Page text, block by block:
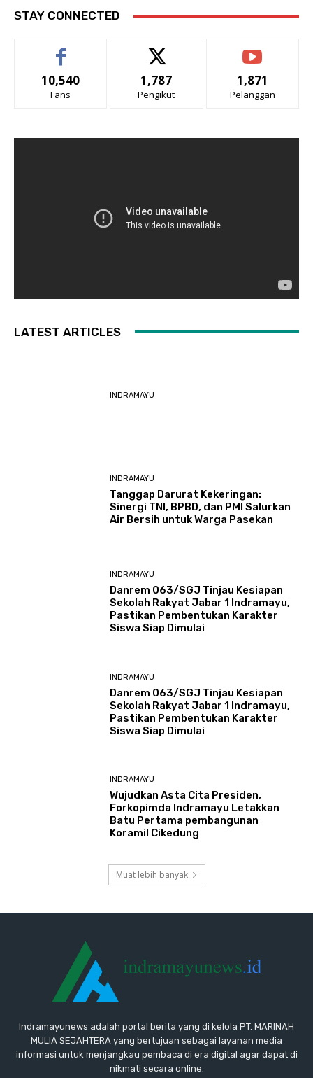
STAY CONNECTED
10,540
Fans
1,787
Pengikut
1,871
Pelanggan
LATEST ARTICLES
INDRAMAYU
INDRAMAYU
​Tanggap Darurat Kekeringan:
Sinergi TNI, BPBD, dan PMI Salurkan
Air Bersih untuk Warga Pasekan
INDRAMAYU
Danrem 063/SGJ Tinjau Kesiapan
Sekolah Rakyat Jabar 1 Indramayu,
Pastikan Pembentukan Karakter
Siswa Siap Dimulai
INDRAMAYU
Danrem 063/SGJ Tinjau Kesiapan
Sekolah Rakyat Jabar 1 Indramayu,
Pastikan Pembentukan Karakter
Siswa Siap Dimulai
INDRAMAYU
​Wujudkan Asta Cita Presiden,
Forkopimda Indramayu Letakkan
Batu Pertama pembangunan
Koramil Cikedung
Muat lebih banyak
Indramayunews adalah portal berita yang di kelola PT. MARINAH
MULIA SEJAHTERA yang bertujuan sebagai layanan media
informasi untuk menjangkau pembaca di era digital agar dapat di
nikmati secara online.